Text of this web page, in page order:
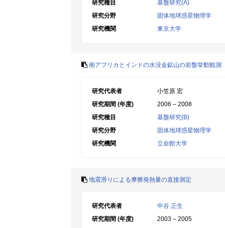
研究種目
基盤研究(A)
研究分野
固体地球惑星物理学
研究機関
東京大学
南アフリカとインドの水没金鉱山の岩盤挙動観測
研究代表者
小笠原 宏
研究期間 (年度)
2006 – 2008
研究種目
基盤研究(B)
研究分野
固体地球惑星物理学
研究機関
立命館大学
地震滑りによる摩擦発熱量の直接測定
研究代表者
中谷 正生
研究期間 (年度)
2003 – 2005